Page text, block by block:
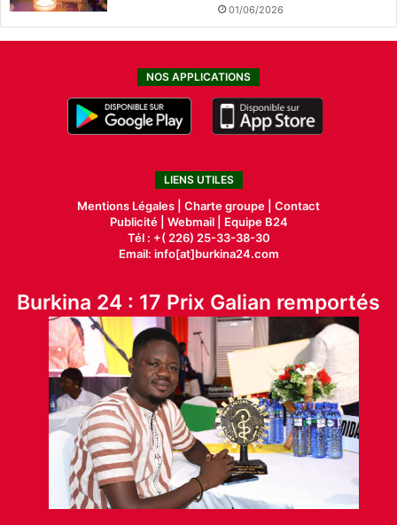
01/06/2026
NOS APPLICATIONS
LIENS UTILES
Mentions Légales | Charte groupe | Contact
Publicité| Webmail |
Equipe B24
Tél : +( 226) 25-33-38-30
Email: info[at]burkina24.com
Burkina 24 : 17 Prix Galian remportés